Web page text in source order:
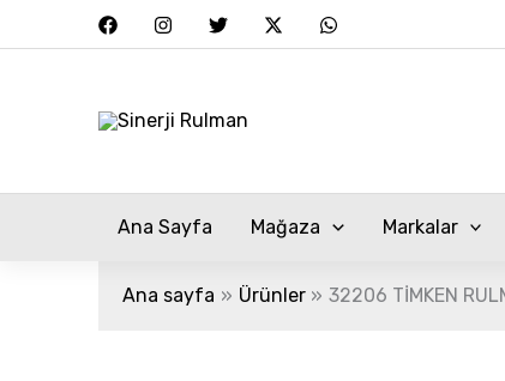
atla
Ana Sayfa Mağaza Markalar
Ana sayfa Ürünler 32206 TİMKEN